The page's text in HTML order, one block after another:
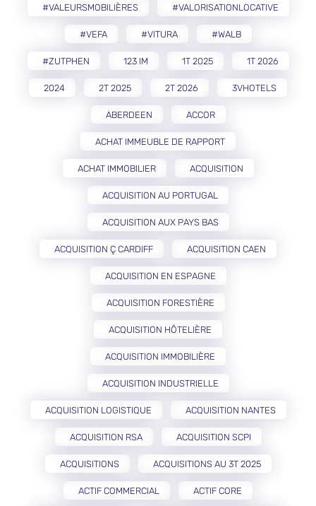
#VALEURSMOBILIÈRES #VALORISATIONLOCATIVE
#VEFA #VITURA #WALB
#ZUTPHEN 123 IM 1T 2025 1T 2026
2024 2T 2025 2T 2026 3VHOTELS
ABERDEEN ACCOR
ACHAT IMMEUBLE DE RAPPORT
ACHAT IMMOBILIER ACQUISITION
ACQUISITION AU PORTUGAL
ACQUISITION AUX PAYS BAS
ACQUISITION Ç CARDIFF ACQUISITION CAEN
ACQUISITION EN ESPAGNE
ACQUISITION FORESTIÈRE
ACQUISITION HÔTELIÈRE
ACQUISITION IMMOBILIÈRE
ACQUISITION INDUSTRIELLE
ACQUISITION LOGISTIQUE ACQUISITION NANTES
ACQUISITION RSA ACQUISITION SCPI
ACQUISITIONS ACQUISITIONS AU 3T 2025
ACTIF COMMERCIAL ACTIF CORE